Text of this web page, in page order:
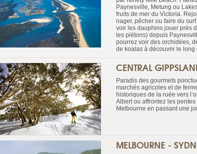
Paynesville, Metung ou
fruits de mer du Victoria.
nager, pêcher ou faire du
voir les dauphins jouer près
les piétons) depuis
pourrez voir des orchidées,
de koalas à découvrir le long
CENTRAL
Paradis des gourmets
marchés agricoles et de
historiques de la ruée vers
Albert ou affrontez les
Melbourne en passant une
MELBOURNE -